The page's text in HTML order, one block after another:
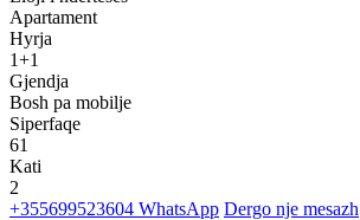
Apartament
Hyrja
1+1
Gjendja
Bosh pa mobilje
Siperfaqe
61
Kati
2
+355699523604 WhatsApp Dergo nje mesazh